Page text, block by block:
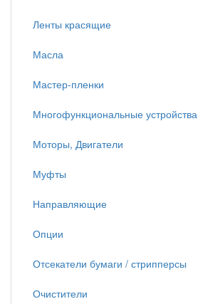
Ленты красящие
Масла
Мастер-пленки
Многофункциональные устройства
Моторы, Двигатели
Муфты
Направляющие
Опции
Отсекатели бумаги / стрипперсы
Очистители